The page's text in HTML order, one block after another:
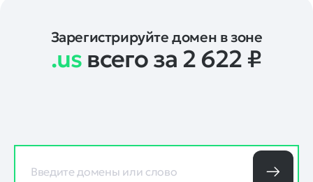
Зарегистрируйте домен в зоне
.usвсего за 2 622 ₽